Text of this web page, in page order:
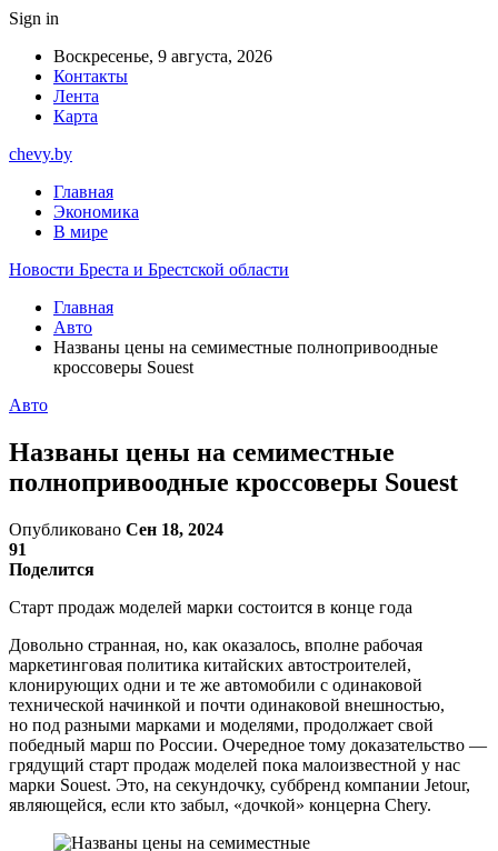
Sign in
Воскресенье, 9 августа, 2026
Контакты
Лента
Карта
chevy.by
Главная
Экономика
В мире
Новости Бреста и Брестской области
Главная
Авто
Названы цены на семиместные полнопривоодные
кроссоверы Souest
Авто
Названы цены на семиместные
полнопривоодные кроссоверы Souest
Опубликовано Сен 18, 2024
91
Поделится
Старт продаж моделей марки состоится в конце года
Довольно странная, но, как оказалось, вполне рабочая
маркетинговая политика китайских автостроителей,
клонирующих одни и те же автомобили с одинаковой
технической начинкой и почти одинаковой внешностью,
но под разными марками и моделями, продолжает свой
победный марш по России. Очередное тому доказательство —
грядущий старт продаж моделей пока малоизвестной у нас
марки Souest. Это, на секундочку, суббренд компании Jetour,
являющейся, если кто забыл, «дочкой» концерна Chery.